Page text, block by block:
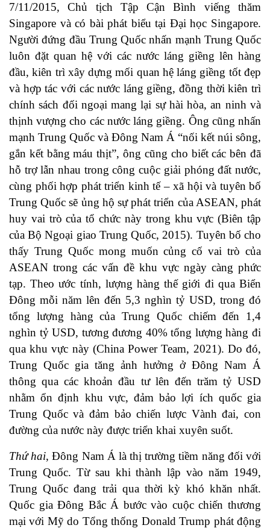
7/11/2015, Chủ tịch Tập Cận Bình viếng thăm
Singapore và có bài phát biểu tại Đại học Singapore.
Người đứng đầu Trung Quốc nhấn mạnh Trung Quốc
luôn đặt quan hệ với các nước láng giềng lên hàng
đầu, kiên trì xây dựng mối quan hệ láng giềng tốt đẹp
và hợp tác với các nước láng giềng, đồng thời kiên trì
chính sách đối ngoại mang lại sự hài hòa, an ninh và
thịnh vượng cho các nước láng giềng. Ông cũng nhấn
mạnh Trung Quốc và Đông Nam Á “nối kết núi sông,
gắn kết bằng máu thịt”, ông cũng cho biết các bên đã
hỗ trợ lẫn nhau trong công cuộc giải phóng đất nước,
cùng phối hợp phát triển kinh tế – xã hội và tuyên bố
Trung Quốc sẽ ủng hộ sự phát triển của ASEAN, phát
huy vai trò của tổ chức này trong khu vực (Biên tập
của Bộ Ngoại giao Trung Quốc, 2015). Tuyên bố cho
thấy Trung Quốc mong muốn củng cố vai trò của
ASEAN trong các vấn đề khu vực ngày càng phức
tạp. Theo ước tính, lượng hàng thế giới đi qua Biển
Đông mỗi năm lên đến 5,3 nghìn tỷ USD, trong đó
tổng lượng hàng của Trung Quốc chiếm đến 1,4
nghìn tỷ USD, tương đương 40% tổng lượng hàng đi
qua khu vực này (China Power Team, 2021). Do đó,
Trung Quốc gia tăng ảnh hưởng ở Đông Nam Á
thông qua các khoản đầu tư lên đến trăm tỷ USD
nhằm ổn định khu vực, đảm bảo lợi ích quốc gia
Trung Quốc và đảm bảo chiến lược Vành đai, con
đường của nước này được triển khai xuyên suốt.
Thứ hai, Đông Nam Á là thị trường tiềm năng đối với
Trung Quốc. Từ sau khi thành lập vào năm 1949,
Trung Quốc đang trải qua thời kỳ khó khăn nhất.
Quốc gia Đông Bắc Á bước vào cuộc chiến thương
mại với Mỹ do Tổng thống Donald Trump phát động